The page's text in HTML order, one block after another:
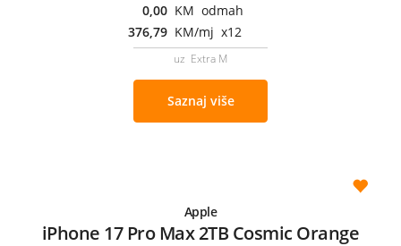
0,00 KM odmah
376,79 KM/mj x12
uz Extra M
Saznaj više
Apple
iPhone 17 Pro Max 2TB Cosmic Orange